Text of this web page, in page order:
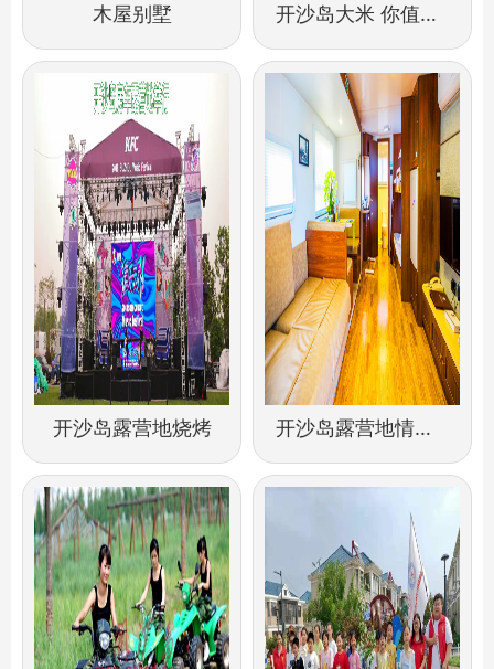
木屋别墅 开沙岛大米 你值得拥有
开沙岛露营地烧烤 开沙岛露营地情侣/拓展/标准等房车